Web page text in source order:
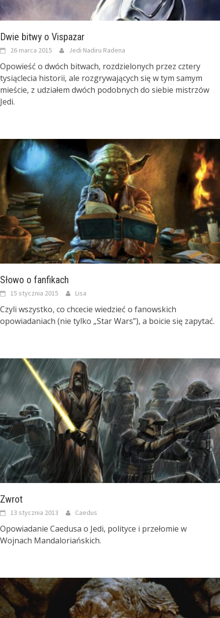
Dwie bitwy o Vispazar
26 marca 2015 Jedi Nadiru Radena
Opowieść o dwóch bitwach, rozdzielonych przez cztery
tysiąclecia historii, ale rozgrywających się w tym samym
mieście, z udziałem dwóch podobnych do siebie mistrzów
Jedi.
Słowo o fanfikach
15 stycznia 2015 Lisa
Czyli wszystko, co chcecie wiedzieć o fanowskich
opowiadaniach (nie tylko „Star Wars”), a boicie się zapytać.
Zwrot
13 stycznia 2013 Caedus
Opowiadanie Caedusa o Jedi, polityce i przełomie w
Wojnach Mandaloriańskich.